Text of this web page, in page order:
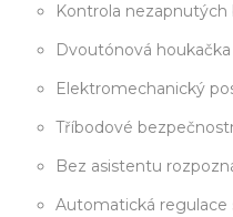
Kontrola
Dvoutónová houkačka
Elektromechanický
Tříbodové
Bez asistentu
Automatická